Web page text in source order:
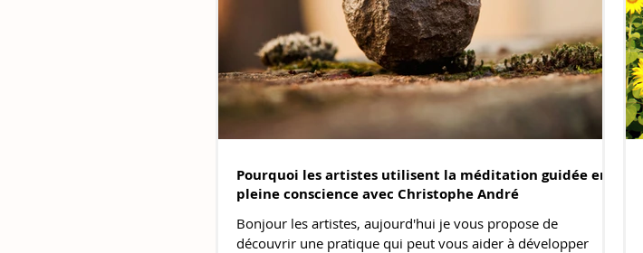
Pourquoi les artistes utilisent la méditation guidée en
pleine conscience avec Christophe André
Bonjour les artistes, aujourd'hui je vous propose de
découvrir une pratique qui peut vous aider à développer